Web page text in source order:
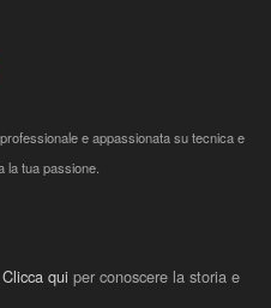
e appassionata su tecnica e
la tua passione.
Clicca qui per conoscere la storia e